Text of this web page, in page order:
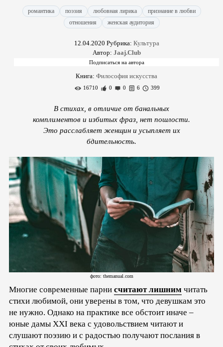
романтика поэзия любовная лирика
признание в любви
отношения
женская аудитория
12.04.2020 Рубрика: Культура
Автор: Jaaj.Club
Книга: Философия искусства
16710 0 0 6 399
В стихах, в отличие от банальных
комплиментов и избитых фраз, нет пошлости.
Это расслабляет женщин и усыпляет их
бдительность.
фото: themanual.com
Многие современные парни считают лишним читать
стихи любимой, они уверены в том, что девушкам это
не нужно. Однако на практике все обстоит иначе –
юные дамы XXI века с удовольствием читают и
слушают поэзию и с радостью получают послания в